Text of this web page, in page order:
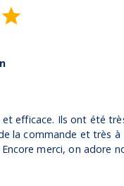
Ils ont été très
et très à
on adore nos